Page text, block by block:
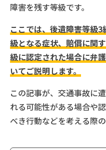
障害を残す等級です。
ここでは、後遺障害等級
級となる症状、賠償に関
級に認定された場合に弁
いてご説明します。
この記事が、交通事故に
れる可能性がある場合や
べき行動などを考える際